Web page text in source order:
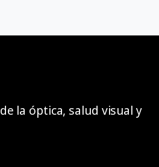
de la óptica, salud visual y